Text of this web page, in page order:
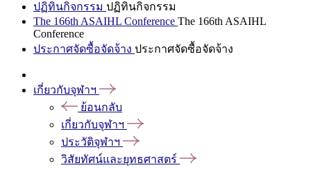
ปฏิทินกิจกรรม ปฏิทินกิจกรรม
The 166th ASAIHL Conference The 166th ASAIHL
Conference
ประกาศจัดซื้อจัดจ้าง ประกาศจัดซื้อจัดจ้าง
เกี่ยวกับจุฬาฯ
ย้อนกลับ
เกี่ยวกับจุฬาฯ
ประวัติจุฬาฯ
วิสัยทัศน์และยุทธศาสตร์